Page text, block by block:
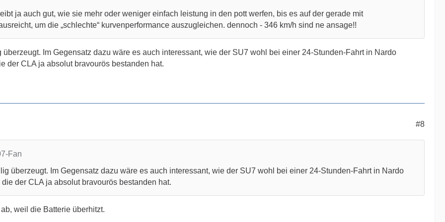
ja auch gut, wie sie mehr oder weniger einfach leistung in den pott werfen, bis es auf der gerade mit
um die „schlechte“ kurvenperformance auszugleichen. dennoch - 346 km/h sind ne ansage!!
Im Gegensatz dazu wäre es auch interessant, wie der SU7 wohl bei einer 24-Stunden-Fahrt in Nardo
der CLA ja absolut bravourös bestanden hat.
#8
Fan
überzeugt. Im Gegensatz dazu wäre es auch interessant, wie der SU7 wohl bei einer 24-Stunden-Fahrt in Nardo
der CLA ja absolut bravourös bestanden hat.
weil die Batterie überhitzt.